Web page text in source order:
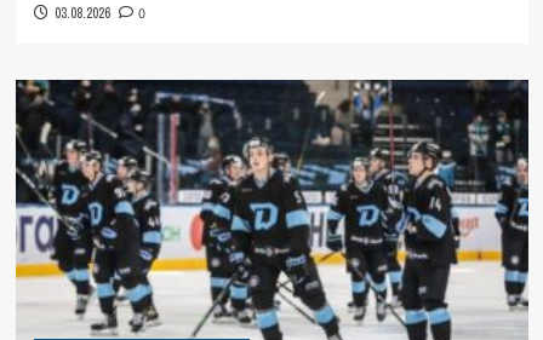
03.08.2026 0